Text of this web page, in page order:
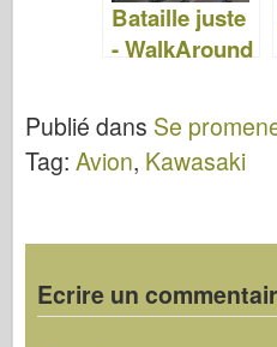
Bataille juste
- WalkAround
Publié dans Se
Tag: Avion, Kawasaki
Ecrire un